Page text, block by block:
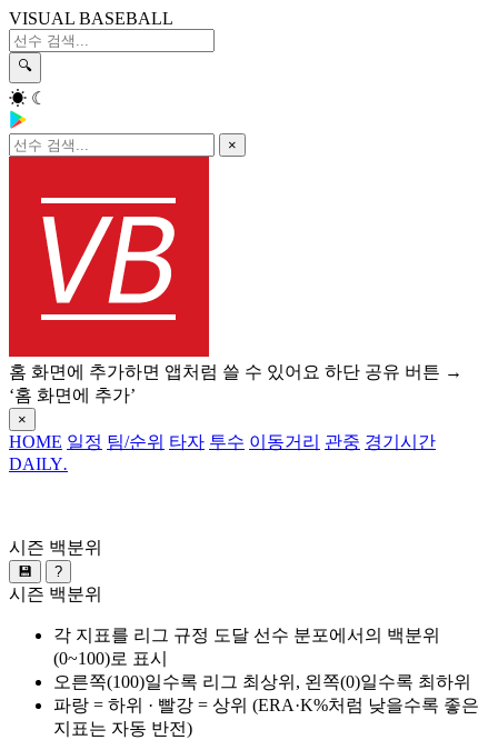
VISUAL BASEBALL
🔍
☀ ☾
×
홈 화면에 추가하면 앱처럼 쓸 수 있어요 하단 공유 버튼 →
‘홈 화면에 추가’
×
HOME 일정 팀/순위 타자 투수 이동거리 관중 경기시간
DAILY.
시즌 백분위
💾 ?
시즌 백분위
각 지표를 리그 규정 도달 선수 분포에서의 백분위
(0~100)로 표시
오른쪽(100)일수록 리그 최상위, 왼쪽(0)일수록 최하위
파랑 = 하위 · 빨강 = 상위 (ERA·K%처럼 낮을수록 좋은
지표는 자동 반전)